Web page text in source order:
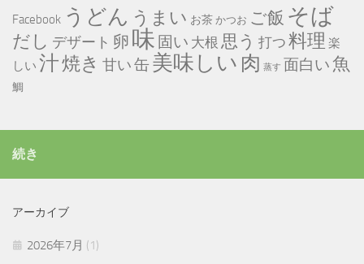
Facebook うどん うまい お茶 かつお ご飯 そば
だし デザート 卵 味 固い 大根 思う 打つ 料理 楽
しい 汁焼き 甘い缶美味しい 肉 蒸す 面白い 魚
鯛
続き
アーカイブ
2026年7月 (1)